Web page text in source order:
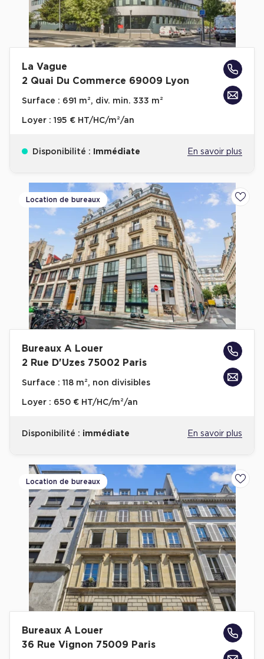
La Vague
2 Quai Du Commerce 69009 Lyon
Surface : 691 m², div. min. 333 m²
Loyer : 195 € HT/HC/m²/an
Disponibilité : Immédiate En savoir plus
Location de bureaux
Bureaux A Louer
2 Rue D'Uzes 75002 Paris
Surface : 118 m², non divisibles
Loyer : 650 € HT/HC/m²/an
Disponibilité : immédiate En savoir plus
Location de bureaux
Bureaux A Louer
36 Rue Vignon 75009 Paris